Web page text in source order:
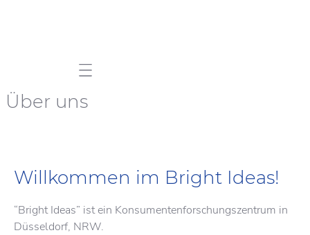
Mobile navigation
Über uns
Willkommen im Bright Ideas!
“Bright Ideas” ist ein Konsumentenforschungszentrum in
Düsseldorf, NRW.